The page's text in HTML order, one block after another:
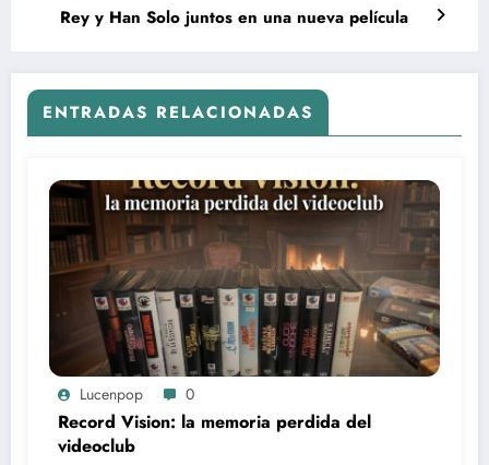
Rey y Han Solo juntos en una nueva película
ENTRADAS RELACIONADAS
Lucenpop 0
Record Vision: la memoria perdida del
videoclub